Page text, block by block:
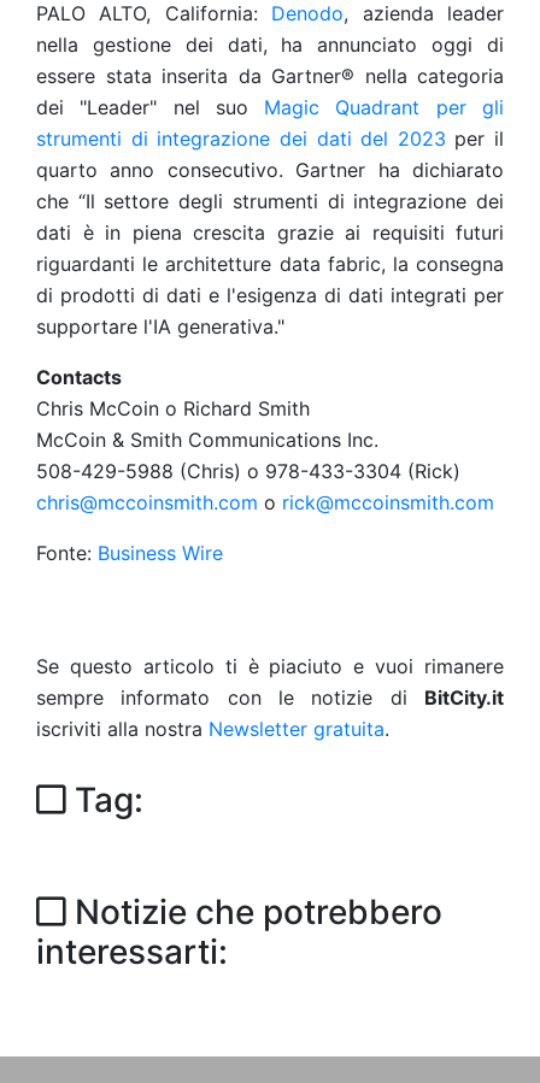
PALO ALTO, California: Denodo, azienda leader
nella gestione dei dati, ha annunciato oggi di
essere stata inserita da Gartner® nella categoria
dei "Leader" nel suo Magic Quadrant per gli
strumenti di integrazione dei dati del 2023 per il
quarto anno consecutivo. Gartner ha dichiarato
che “Il settore degli strumenti di integrazione dei
dati è in piena crescita grazie ai requisiti futuri
riguardanti le architetture data fabric, la consegna
di prodotti di dati e l'esigenza di dati integrati per
supportare l'IA generativa."
Contacts
Chris McCoin o Richard Smith
McCoin & Smith Communications Inc.
508-429-5988 (Chris) o 978-433-3304 (Rick)
chris@mccoinsmith.com o rick@mccoinsmith.com
Fonte: Business Wire
Se questo articolo ti è piaciuto e vuoi rimanere
sempre informato con le notizie di BitCity.it
iscriviti alla nostra Newsletter gratuita.
Tag:
Notizie che potrebbero
interessarti: